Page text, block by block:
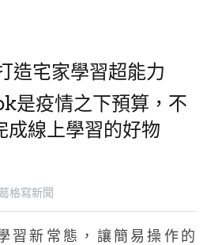
造宅家學習超能力
是疫情之下預算，不
成線上學習的好物
格寫新聞
習新常態，讓簡易操作的